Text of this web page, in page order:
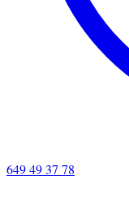
649 49 37 78